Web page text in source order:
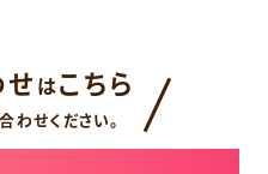
はこちら
せください。